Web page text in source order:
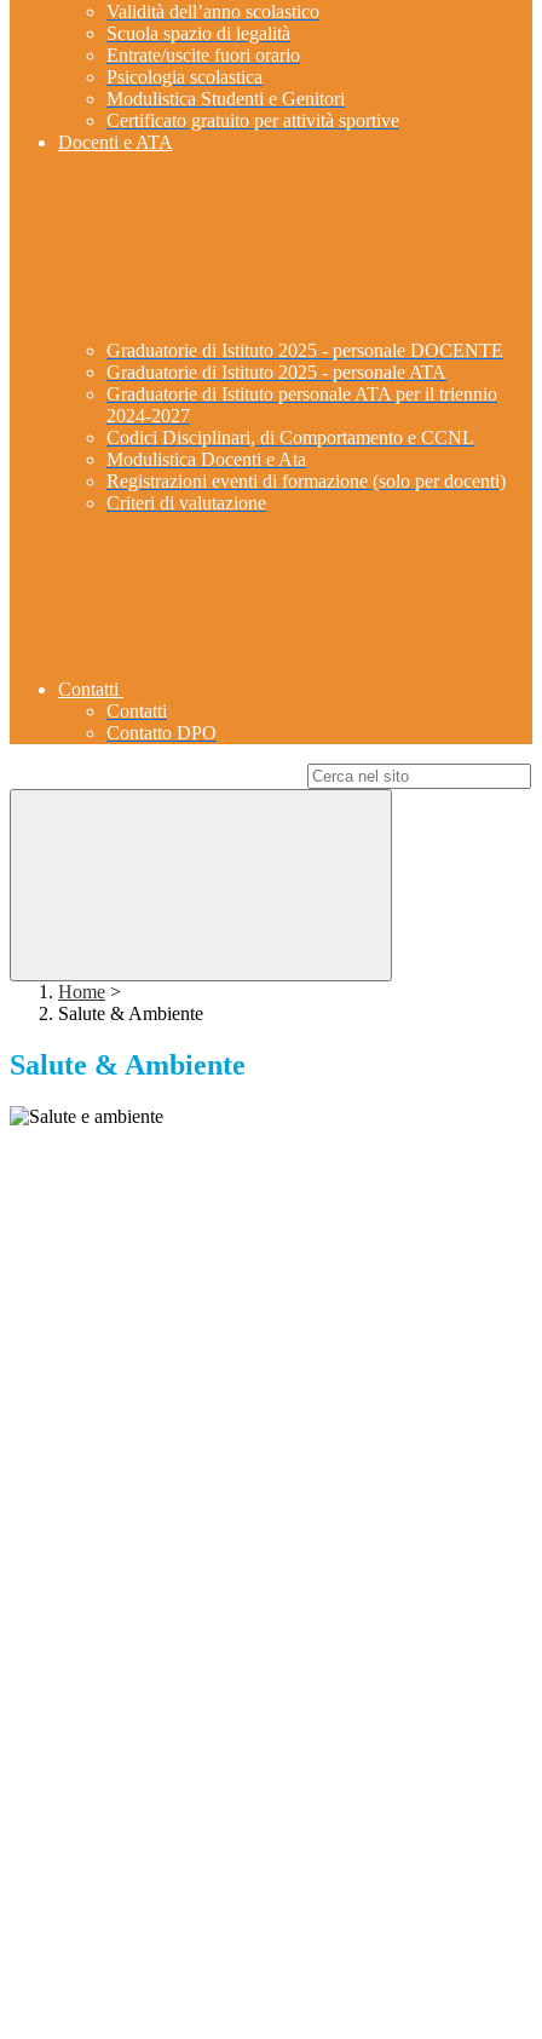
Validità dell’anno scolastico
Scuola spazio di legalità
Entrate/uscite fuori orario
Psicologia scolastica
Modulistica Studenti e Genitori
Certificato gratuito per attività sportive
Docenti e ATA
Graduatorie di Istituto 2025 - personale DOCENTE
Graduatorie di Istituto 2025 - personale ATA
Graduatorie di Istituto personale ATA per il triennio
2024-2027
Codici Disciplinari, di Comportamento e CCNL
Modulistica Docenti e Ata
Registrazioni eventi di formazione (solo per docenti)
Criteri di valutazione
Contatti
Contatti
Contatto DPO
Home >
Salute & Ambiente
Salute & Ambiente